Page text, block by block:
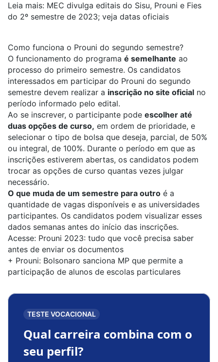
Leia mais: MEC divulga editais do Sisu, Prouni e Fies
do 2º semestre de 2023; veja datas oficiais
Como funciona o Prouni do segundo semestre?
O funcionamento do programa é semelhante ao
processo do primeiro semestre. Os candidatos
interessados em participar do Prouni do segundo
semestre devem realizar a inscrição no site oficial no
período informado pelo edital.
Ao se inscrever, o participante pode escolher até
duas opções de curso, em ordem de prioridade, e
selecionar o tipo de bolsa que deseja, parcial, de 50%
ou integral, de 100%. Durante o período em que as
inscrições estiverem abertas, os candidatos podem
trocar as opções de curso quantas vezes julgar
necessário.
O que muda de um semestre para outro é a
quantidade de vagas disponíveis e as universidades
participantes. Os candidatos podem visualizar esses
dados semanas antes do início das inscrições.
Acesse: Prouni 2023: tudo que você precisa saber
antes de enviar os documentos
+ Prouni: Bolsonaro sanciona MP que permite a
participação de alunos de escolas particulares
TESTE VOCACIONAL
Qual carreira combina com o
seu perfil?